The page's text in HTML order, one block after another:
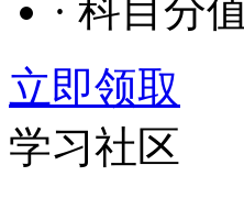
· 科目分
立即领取
学习社区